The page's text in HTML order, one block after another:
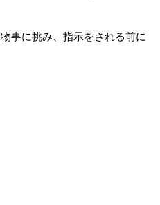
事に挑み、指示をされる前に